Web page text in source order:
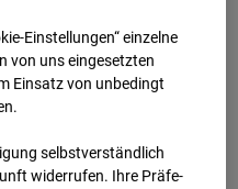
Einstellungen“ einzelne
von uns eingesetzten
Einsatz von unbedingt
selbstverständlich
widerrufen. Ihre Prä­fe­